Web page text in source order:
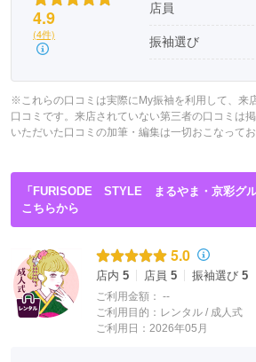
4.9
(4件)
店員
振袖選び
※これらの口コミは実際にMy振袖を利用して、来
口コミです。来店されていない第三者の口コミは
いただいた口コミの加筆・編集は一切おこなってお
「FURISODE STYLE まるやま・京彩グ
こちらから
5.0
店内 5 店員 5 振袖選び 5
ご利用金額： --
ご利用目的： レンタル / 成人式
ご利用日：2026年05月